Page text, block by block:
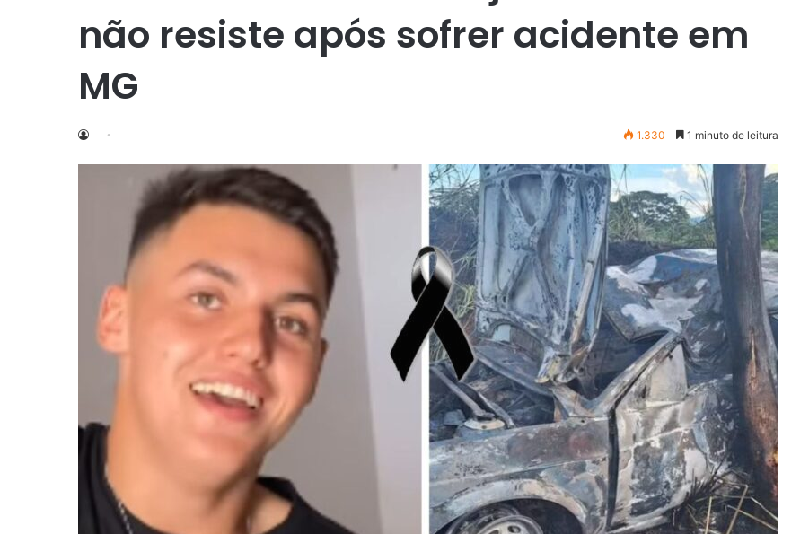
não resiste após sofrer acidente em
MG
1.330 1 minuto de leitura